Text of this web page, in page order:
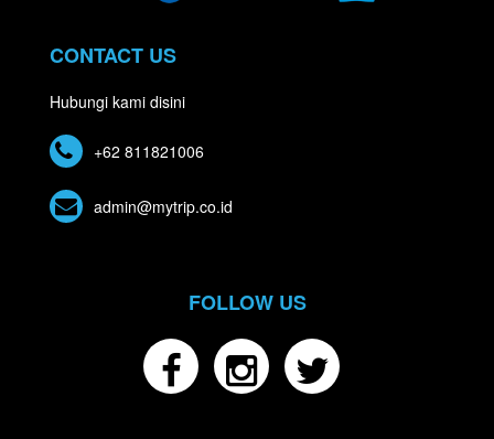
CONTACT US
Hubungi kami disini
+62 811821006
admin@mytrip.co.id
FOLLOW US